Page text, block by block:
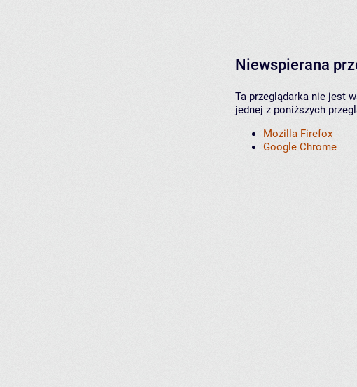
Niewspierana
Ta przeglądarka nie jest
jednej z poniższych
Mozilla Firefox
Google Chrome